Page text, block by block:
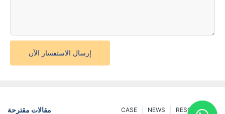
إرسال الاستفسار الآن
مقالات مقترحة RESOURCES
NEWS
CASE